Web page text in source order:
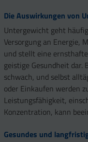
Die Auswirkungen von
Untergewicht geht
Versorgung an Energie,
und stellt eine
geistige Gesundheit
schwach, und selbst
oder Einkaufen werden
Leistungsfähigkeit,
Konzentration, kann
Gesundes und